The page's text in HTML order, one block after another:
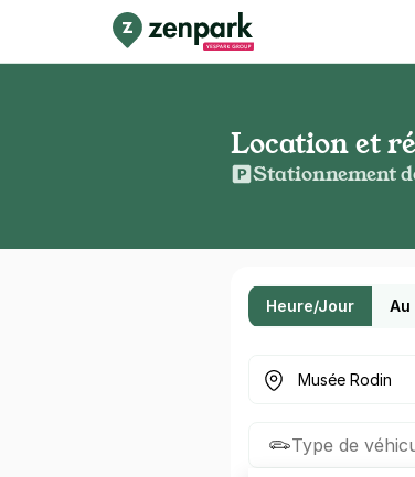
Location et
Stationnement
Heure/Jour Au
Où cherchez-vous
Type de